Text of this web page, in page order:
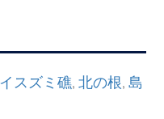
イスズミ礁,北の根,島